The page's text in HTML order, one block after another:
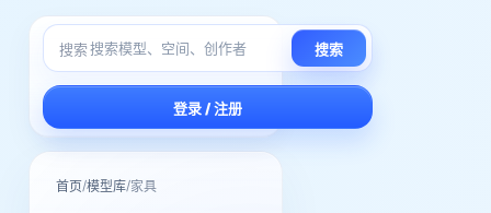
搜索 搜索
登录 / 注册
首页/模型库/家具